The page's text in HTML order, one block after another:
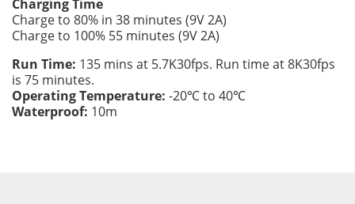
Charging Time
Charge to 80% in 38 minutes (9V 2A)
Charge to 100% 55 minutes (9V 2A)
Run Time: 135 mins at 5.7K30fps. Run time at 8K30fps
is 75 minutes.
Operating Temperature: -20℃ to 40℃
Waterproof: 10m